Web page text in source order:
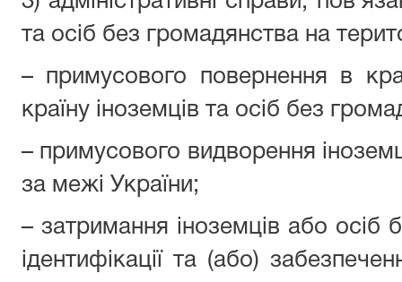
та осіб без громадянства на
– примусового повернення в
країну іноземців та осіб без
– примусового видворення
за межі України;
– затримання іноземців або осіб
ідентифікації та (або)